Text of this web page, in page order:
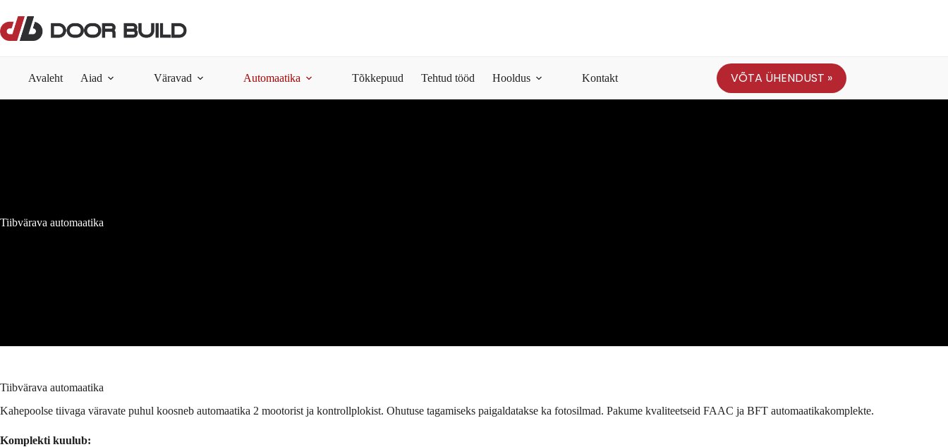
content
Avaleht Aiad Väravad Automaatika Tõkkepuud Tehtud tööd Hooldus Kontakt VÕTA ÜHENDUST »
Tiibvärava automaatika
Tiibvärava automaatika
Kahepoolse tiivaga väravate puhul koosneb automaatika 2 mootorist ja kontrollplokist. Ohutuse tagamiseks paigaldatakse ka fotosilmad. Pakume kvaliteetseid FAAC ja BFT automaatikakomplekte.
Komplekti kuulub: